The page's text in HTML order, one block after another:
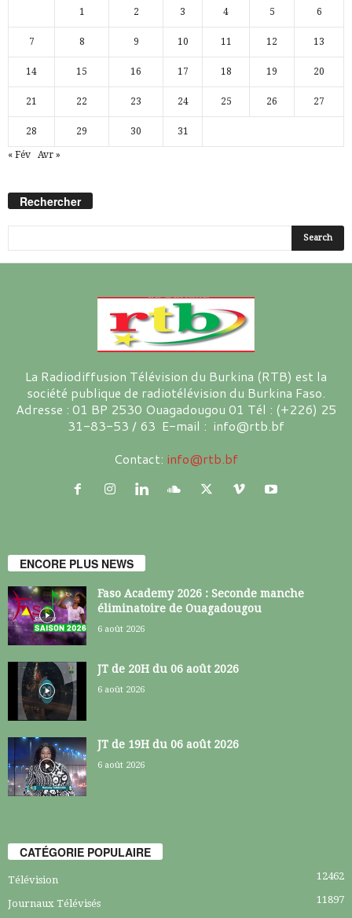
1 2 3 4 5 6
7 8 9 10 11 12 13
14 15 16 17 18 19 20
21 22 23 24 25 26 27
28 29 30 31
« Fév Avr »
Rechercher
La Radiodiffusion Télévision du Burkina (RTB) est la
société publique de radiotélévision du Burkina Faso.
Adresse : 01 BP 2530 Ouagadougou 01 Tél : (+226) 25
31-83-53 / 63 E-mail : info@rtb.bf
Contact: info@rtb.bf
ENCORE PLUS NEWS
Faso Academy 2026 : Seconde manche
éliminatoire de Ouagadougou
6 août 2026
JT de 20H du 06 août 2026
6 août 2026
JT de 19H du 06 août 2026
6 août 2026
CATÉGORIE POPULAIRE
Télévision 12462
Journaux Télévisés
11897